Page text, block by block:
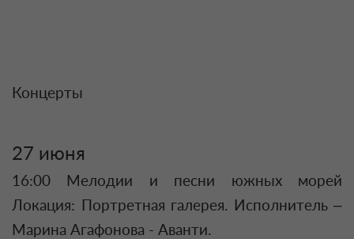
Концерты
27 июня
16:00 Мелодии и песни южных морей
Локация: Портретная галерея. Исполнитель –
Марина Агафонова - Аванти.